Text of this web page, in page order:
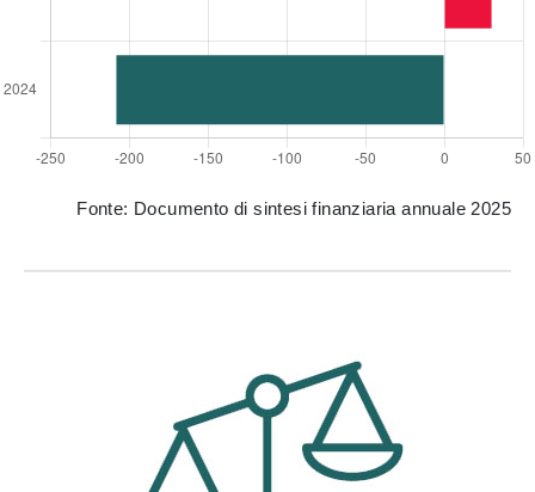
Fonte: Documento di sintesi finanziaria annuale 2025